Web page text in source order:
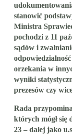
stanowić
Ministra
pochodzi z 11
sądów i
orzekania w
wyniki
prezesów czy
Rada
których mógł się
23 – dalej jako